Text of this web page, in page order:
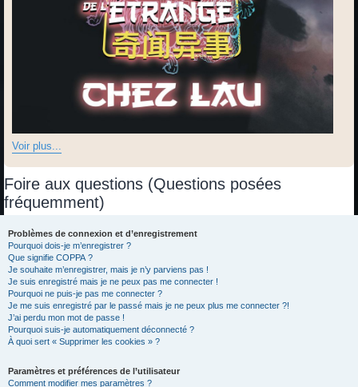
Voir plus...
Foire aux questions (Questions posées
fréquemment)
Problèmes de connexion et d’enregistrement
Pourquoi dois-je m’enregistrer ?
Que signifie COPPA ?
Je souhaite m’enregistrer, mais je n’y parviens pas !
Je suis enregistré mais je ne peux pas me connecter !
Pourquoi ne puis-je pas me connecter ?
Je me suis enregistré par le passé mais je ne peux plus me connecter ?!
J’ai perdu mon mot de passe !
Pourquoi suis-je automatiquement déconnecté ?
À quoi sert « Supprimer les cookies » ?
Paramètres et préférences de l’utilisateur
Comment modifier mes paramètres ?